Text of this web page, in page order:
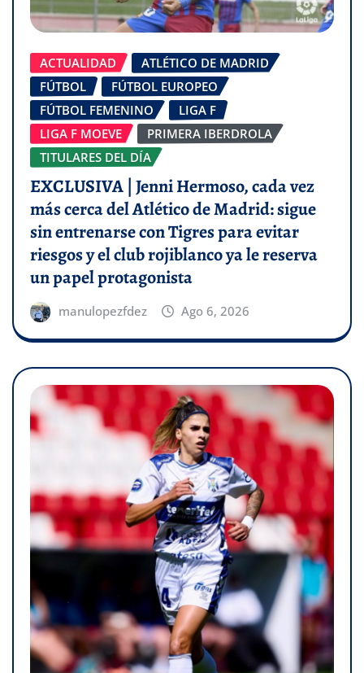
ACTUALIDAD
ATLÉTICO DE MADRID
FÚTBOL
FÚTBOL EUROPEO
FÚTBOL FEMENINO
LIGA F
LIGA F MOEVE
PRIMERA IBERDROLA
TITULARES DEL DÍA
EXCLUSIVA | Jenni Hermoso, cada vez
más cerca del Atlético de Madrid: sigue
sin entrenarse con Tigres para evitar
riesgos y el club rojiblanco ya le reserva
un papel protagonista
manulopezfdez Ago 6, 2026